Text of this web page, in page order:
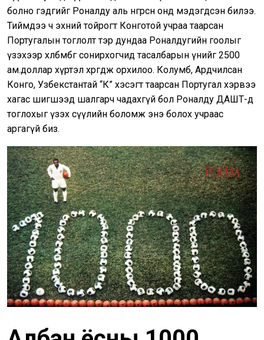
болно гэдгийг Роналду аль өнгөрсөн онд мэдэгдсэн билээ.
Тиймдээ ч эхний тойрогт Конготой учраа таарсан
Португалын тоглолт тэр дундаа Роналдугийн гоолыг
үзэхээр хөлбөмбөг сонирхогчид тасалбарын үнийг 2500
ам.доллар хүртэл хөөрөгдөж орхилоо. Колумб, Ардчилсан
Конго, Узбекстантай “К” хэсэгт таарсан Португал хэрвээ
хагас шигшээд шалгарч чадахгүй бол Роналду ДАШТ-д
тоглохыг үзэх сүүлийн боломж энэ болох учраас
аргагүй биз.